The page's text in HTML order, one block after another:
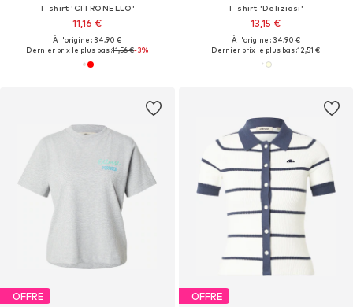
T-shirt 'CITRONELLO'
11,16 €
À l'origine : 34,90 €
Dernier prix le plus bas :11,56 €-3%
T-shirt 'Deliziosi'
13,15 €
À l'origine : 34,90 €
Dernier prix le plus bas :12,51 €
OFFRE OFFRE